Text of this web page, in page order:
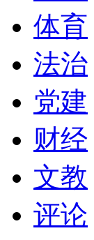
体育
法治
党建
财经
文教
评论